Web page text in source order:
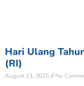
Hari Ulang
(RI)
August 13, 2025 No